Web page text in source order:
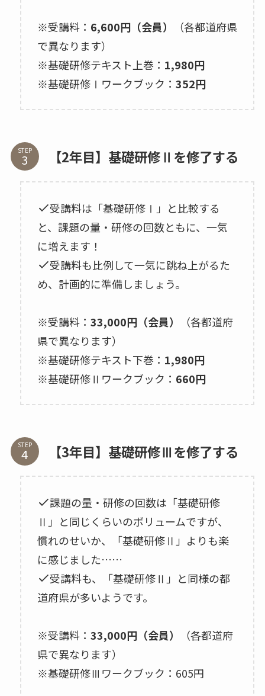
※受講料： 6,600円（会員）
（各都道府県
で異なります）
※基礎研修テキスト上巻： 1,980円
※基礎研修Ⅰワークブック： 352円
STEP 【2年目】基礎研修Ⅱを修了する
受講料は「基礎研修Ⅰ」と比較する
と、課題の量・研修の回数ともに、一気
に増えます！
受講料も比例して一気に跳ね上がるた
め、計画的に準備しましょう。
※受講料： 33,000円（会員）
（各都道府
県で異なります）
※基礎研修テキスト下巻： 1,980円
※基礎研修Ⅱワークブック： 660円
STEP 【3年目】基礎研修Ⅲを修了する
課題の量・研修の回数は「基礎研修
Ⅱ」と同じくらいのボリュームですが、
慣れのせいか、「基礎研修Ⅱ」よりも楽
に感じました……
受講料も、「基礎研修Ⅱ」と同様の都
道府県が多いようです。
※受講料： 33,000円（会員）
（各都道府
県で異なります）
※基礎研修Ⅲワークブック：605円